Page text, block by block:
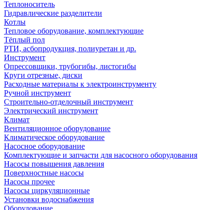
Теплоноситель
Гидравлические разделители
Котлы
Тепловое оборудование, комплектующие
Тёплый пол
РТИ, асбопродукция, полиуретан и др.
Инструмент
Опрессовщики, трубогибы, листогибы
Круги отрезные, диски
Расходные материалы к электроинструменту
Ручной инструмент
Строительно-отделочный инструмент
Электрический инструмент
Климат
Вентиляционное оборудование
Климатическое оборудование
Насосное оборудование
Комплектующие и запчасти для насосного оборудования
Насосы повышения давления
Поверхностные насосы
Насосы прочее
Насосы циркуляционные
Установки водоснабжения
Оборудование